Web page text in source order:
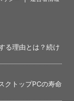
と、あの時
る理由とは？続け
クトップPCの寿命